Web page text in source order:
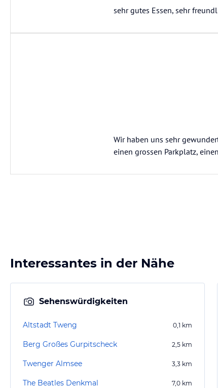
sehr gutes Essen, sehr
Wir haben uns sehr
einen grossen Parkplatz,
Interessantes in der Nähe
Sehenswürdigkeiten
Altstadt Tweng 0,1 km
Berg Großes Gurpitscheck 2,5 km
Twenger Almsee 3,3 km
The Beatles Denkmal 7,0 km